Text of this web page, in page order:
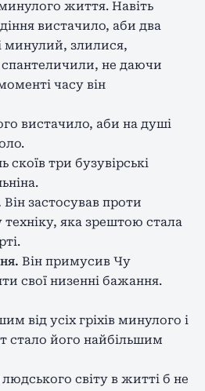
життя. Навіть
вистачило, аби два
минулий, злилися,
не даючи
часу він
вистачило, аби на душі
три бузувірські
Він застосував проти
яка зрештою стала
Він примусив Чу
свої низенні бажання.
від усіх гріхів минулого і
стало його найбільшим
світу в житті б не